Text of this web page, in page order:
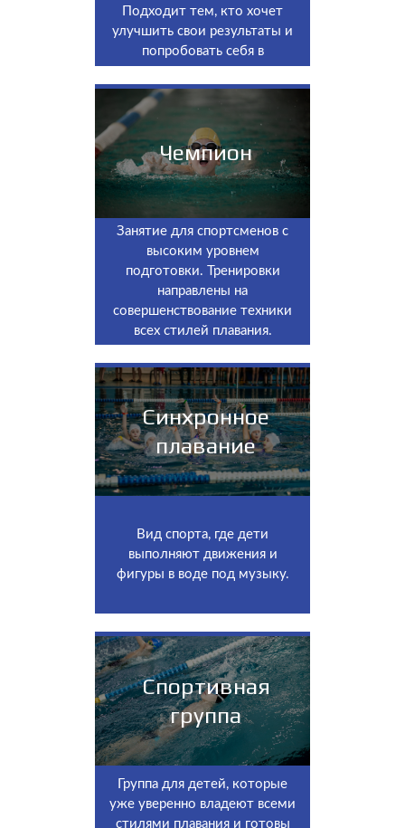
Подходит тем, кто хочет
улучшить свои результаты и
попробовать себя в
Чемпион
Занятие для спортсменов с
высоким уровнем
подготовки. Тренировки
направлены на
совершенствование техники
всех стилей плавания.
Синхронное
плавание
Вид спорта, где дети
выполняют движения и
фигуры в воде под музыку.
Спортивная
группа
Группа для детей, которые
уже уверенно владеют всеми
стилями плавания и готовы